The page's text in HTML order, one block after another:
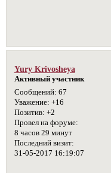
Yury Krivosheya
Активный участник
Сообщений: 67
Уважение: +16
Позитив: +2
Провел на форуме:
8 часов 29 минут
Последний визит:
31-05-2017 16:19:07